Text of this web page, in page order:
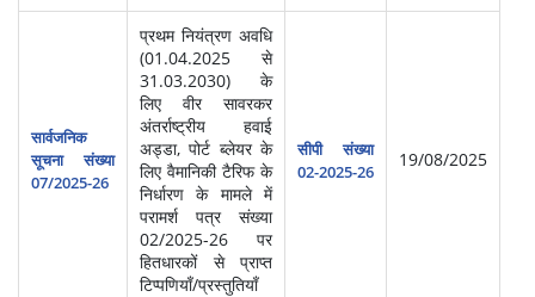
सार्वजनिक
सूचना संख्या
07/2025-26
प्रथम नियंत्रण अवधि
(01.04.2025 से
31.03.2030) के
लिए वीर सावरकर
अंतर्राष्ट्रीय हवाई
अड्डा, पोर्ट ब्लेयर के
लिए वैमानिकी टैरिफ के
निर्धारण के मामले में
परामर्श पत्र संख्या
02/2025-26 पर
हितधारकों से प्राप्त
टिप्पणियाँ/प्रस्तुतियाँ
सीपी संख्या
02-2025-26
19/08/2025